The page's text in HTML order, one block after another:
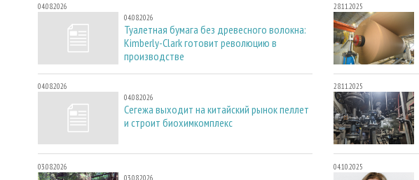
04.08.2026
04.08.2026
Туалетная бумага без древесного волокна:
Kimberly-Clark готовит революцию в
производстве
04.08.2026
04.08.2026
Сегежа выходит на китайский рынок пеллет
и строит биохимкомплекс
03.08.2026
03.08.2026
28.11.2025
28.11.2025
04.10.2025